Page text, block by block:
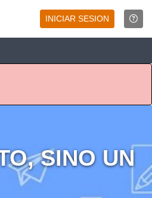
INICIAR SESION
SINO UN